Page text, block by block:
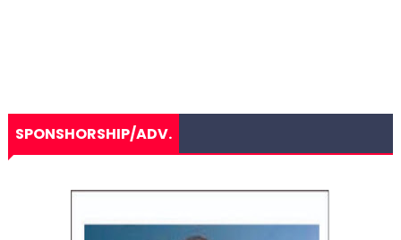
SPONSHORSHIP/ADV.